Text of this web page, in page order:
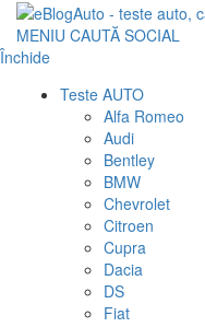
MENIU CAUTĂ SOCIAL
Închide
Teste AUTO
Alfa Romeo
Audi
Bentley
BMW
Chevrolet
Citroen
Cupra
Dacia
DS
Fiat